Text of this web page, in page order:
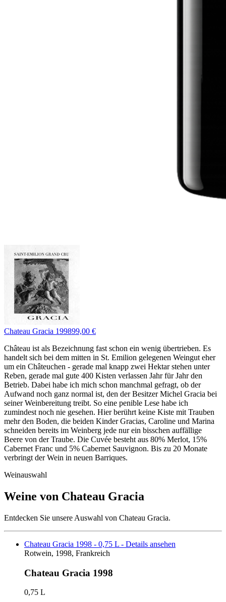
Chateau Gracia 199899,00 €
Château ist als Bezeichnung fast schon ein wenig übertrieben. Es
handelt sich bei dem mitten in St. Emilion gelegenen Weingut eher
um ein Châteuchen - gerade mal knapp zwei Hektar stehen unter
Reben, gerade mal gute 400 Kisten verlassen Jahr für Jahr den
Betrieb. Dabei habe ich mich schon manchmal gefragt, ob der
Aufwand noch ganz normal ist, den der Besitzer Michel Gracia bei
seiner Weinbereitung treibt. So eine penible Lese habe ich
zumindest noch nie gesehen. Hier berührt keine Kiste mit Trauben
mehr den Boden, die beiden Kinder Gracias, Caroline und Marina
schneiden bereits im Weinberg jede nur ein bisschen auffällige
Beere von der Traube. Die Cuvée besteht aus 80% Merlot, 15%
Cabernet Franc und 5% Cabernet Sauvignon. Bis zu 20 Monate
verbringt der Wein in neuen Barriques.
Weinauswahl
Weine von Chateau Gracia
Entdecken Sie unsere Auswahl von Chateau Gracia.
Chateau Gracia 1998 - 0,75 L - Details ansehen
Rotwein, 1998, Frankreich
Chateau Gracia 1998
0,75 L